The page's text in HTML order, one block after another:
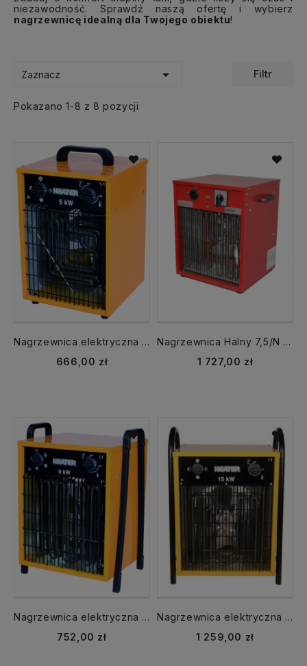
niezawodność. Sprawdź naszą ofertę i wybierz
nagrzewnicę idealną dla Twojego obiektu!
Zaznacz  Filtr
Pokazano 1-8 z 8 pozycji
Nagrzewnica elektryczna Heater 5 kW INELCO
666,00 zł
Nagrzewnica Halny 7,5/N elektryczna 5/7,5 kW Elektrotermia
1 727,00 zł
Nagrzewnica elektryczna Heater 9 kW INELCO
752,00 zł
Nagrzewnica elektryczna Heater 15 kW INELCO
1 259,00 zł